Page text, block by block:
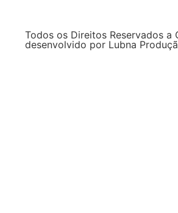
Todos os Direitos Reservados a
desenvolvido por Lubna